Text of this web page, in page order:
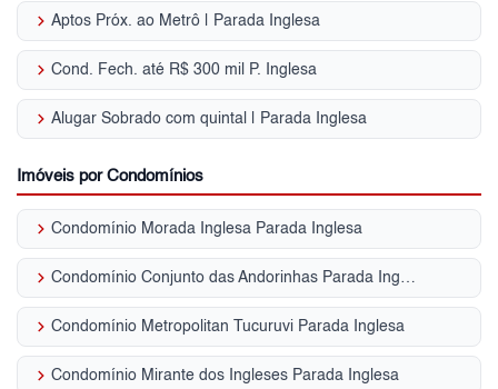
keyboard_arrow_right Aptos Próx. ao Metrô | Parada Inglesa
keyboard_arrow_right Cond. Fech. até R$ 300 mil P. Inglesa
keyboard_arrow_right Alugar Sobrado com quintal | Parada Inglesa
Imóveis por Condomínios
keyboard_arrow_right Condomínio Morada Inglesa Parada Inglesa
keyboard_arrow_right Condomínio Conjunto das Andorinhas Parada Inglesa
keyboard_arrow_right Condomínio Metropolitan Tucuruvi Parada Inglesa
keyboard_arrow_right Condomínio Mirante dos Ingleses Parada Inglesa